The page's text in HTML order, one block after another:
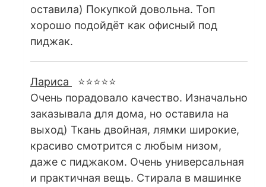
оставила) Покупкой довольна. Топ
хорошо подойдёт как офисный под
пиджак.
Лариса
⭐⭐⭐⭐⭐
Очень порадовало качество. Изначально
заказывала для дома, но оставила на
выход) Ткань двойная, лямки широкие,
красиво смотрится с любым низом,
даже с пиджаком. Очень универсальная
и практичная вещь. Стирала в машинке